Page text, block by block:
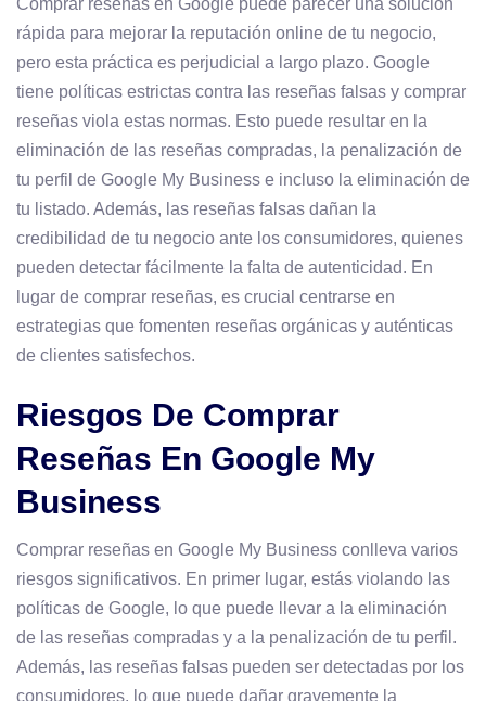
rápida para mejorar la reputación online de tu negocio,
pero esta práctica es perjudicial a largo plazo. Google
tiene políticas estrictas contra las reseñas falsas y comprar
reseñas viola estas normas. Esto puede resultar en la
eliminación de las reseñas compradas, la penalización de
tu perfil de Google My Business e incluso la eliminación de
tu listado. Además, las reseñas falsas dañan la
credibilidad de tu negocio ante los consumidores, quienes
pueden detectar fácilmente la falta de autenticidad. En
lugar de comprar reseñas, es crucial centrarse en
estrategias que fomenten reseñas orgánicas y auténticas
de clientes satisfechos.
Riesgos De Comprar
Reseñas En Google My
Business
Comprar reseñas en Google My Business conlleva varios
riesgos significativos. En primer lugar, estás violando las
políticas de Google, lo que puede llevar a la eliminación
de las reseñas compradas y a la penalización de tu perfil.
Además, las reseñas falsas pueden ser detectadas por los
consumidores, lo que puede dañar gravemente la